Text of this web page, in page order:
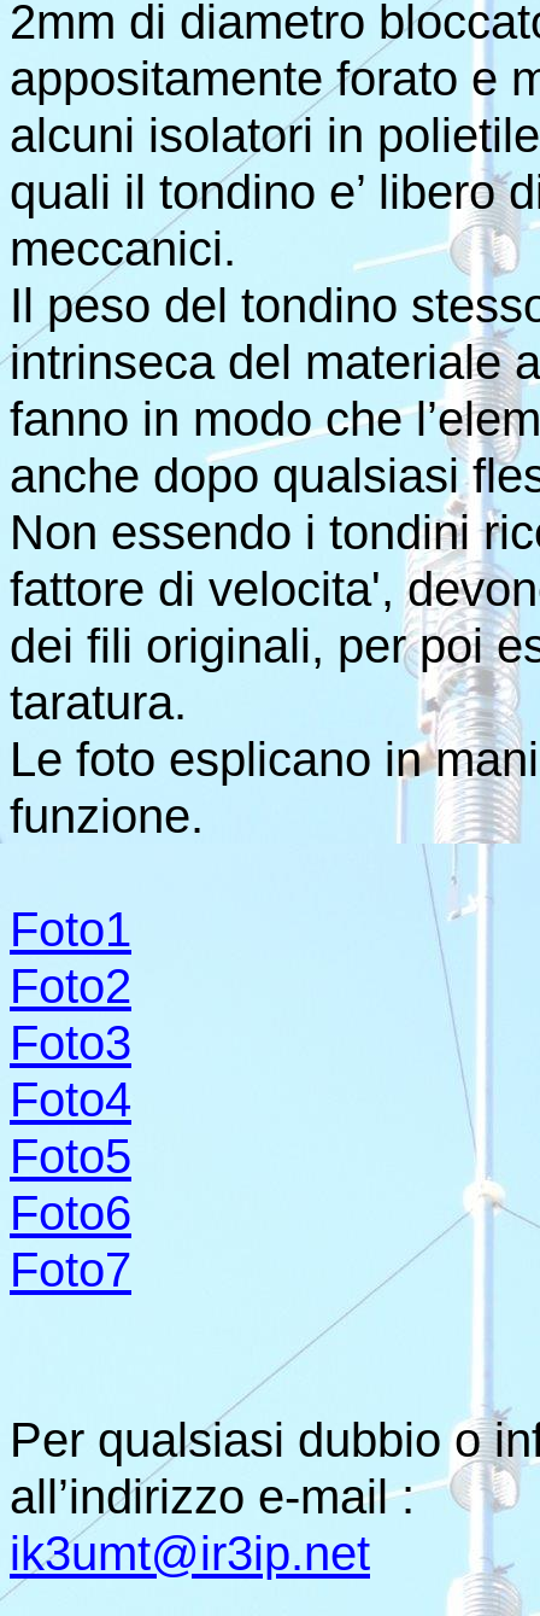
2mm di diametro
appositamente forato e
alcuni isolatori in
quali il tondino e’ libero
meccanici.
Il peso del tondino
intrinseca del materiale
fanno in modo che
anche dopo qualsiasi
Non essendo i tondini
fattore di velocita',
dei fili originali, per poi
taratura.
Le foto esplicano in
funzione.
Foto1
Foto2
Foto3
Foto4
Foto5
Foto6
Foto7
Per qualsiasi dubbio o
all’indirizzo e-mail :
ik3umt@ir3ip.net